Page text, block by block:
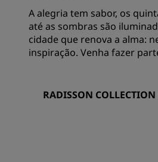
A alegria tem sabor, os
até as sombras são
cidade que renova a alma:
inspiração. Venha fazer
RADISSON COLLECTION